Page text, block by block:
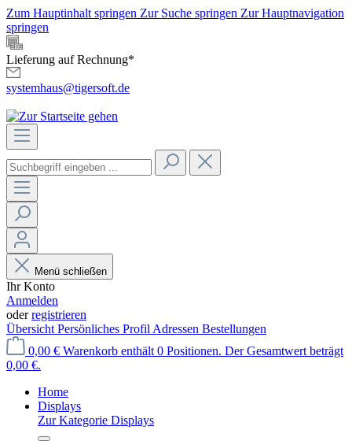
Zum Hauptinhalt springen Zur Suche springen Zur Hauptnavigation
springen
Lieferung auf Rechnung*
systemhaus@tigersoft.de
Menü schließen
Ihr Konto
Anmelden
oderregistrieren
Übersicht Persönliches Profil Adressen Bestellungen
0,00 € Warenkorb enthält 0 Positionen. Der Gesamtwert beträgt
0,00 €.
Home
Displays
Zur Kategorie Displays